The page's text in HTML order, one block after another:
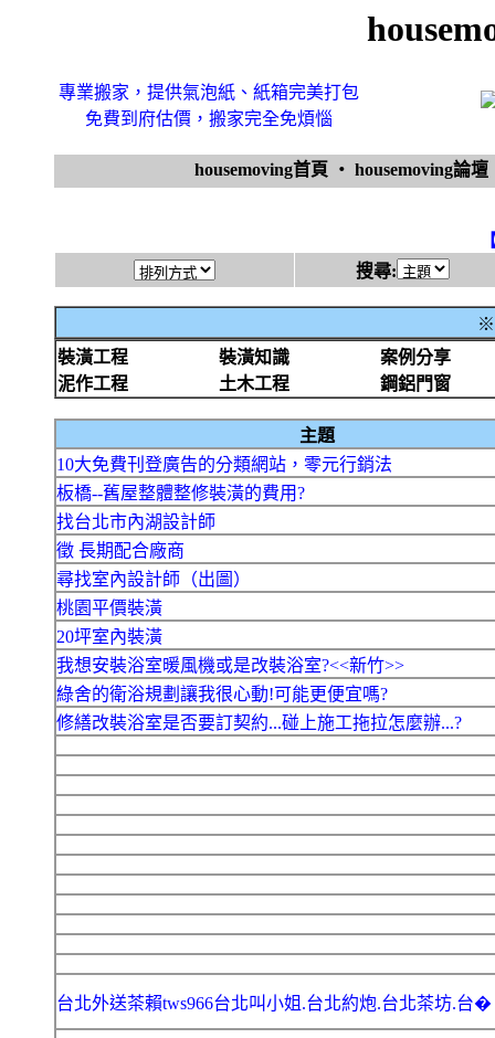
專業搬家，提供氣泡紙、紙箱完美打包
免費到府估價，搬家完全免煩惱
housemoving首頁 ‧ housemoving論壇
搜尋:
※
裝潢工程
裝潢知識
案例分享
泥作工程
土木工程 鋼鋁門窗
主題
10大免費刊登廣告的分類網站，零元行銷法
板橋--舊屋整體整修裝潢的費用?
找台北市內湖設計師
徵 長期配合廠商
尋找室內設計師（出圖）
桃園平價裝潢
20坪室內裝潢
我想安裝浴室暖風機或是改裝浴室?<<新竹>>
綠舍的衛浴規劃讓我很心動!可能更便宜嗎?
修繕改裝浴室是否要訂契約...碰上施工拖拉怎麼辦...?
台北外送茶賴tws966台北叫小姐.台北約炮.台北茶坊.台�